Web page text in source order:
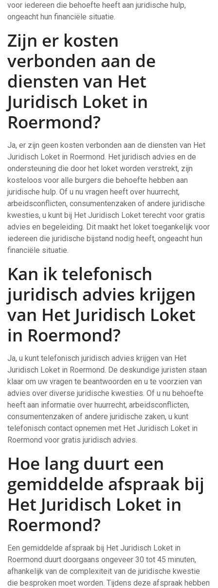
voor iedereen die behoefte heeft aan juridische hulp,
ongeacht hun financiële situatie.
Zijn er kosten
verbonden aan de
diensten van Het
Juridisch Loket in
Roermond?
Ja, er zijn geen kosten verbonden aan de diensten van Het
Juridisch Loket in Roermond. Het juridisch advies en de
ondersteuning die door het loket worden verstrekt, zijn
kosteloos voor alle burgers die behoefte hebben aan
juridische hulp. Of u nu vragen heeft over huurrecht,
arbeidsconflicten, consumentenzaken of andere juridische
kwesties, u kunt bij Het Juridisch Loket terecht voor gratis
advies en begeleiding. Dit maakt het loket toegankelijk voor
iedereen die juridische bijstand nodig heeft, ongeacht hun
financiële situatie.
Kan ik telefonisch
juridisch advies krijgen
van Het Juridisch Loket
in Roermond?
Ja, u kunt telefonisch juridisch advies krijgen van Het
Juridisch Loket in Roermond. De deskundige juristen staan
klaar om uw vragen te beantwoorden en u te voorzien van
advies over diverse juridische kwesties. Of u nu behoefte
heeft aan informatie over huurrecht, arbeidsconflicten,
consumentenzaken of andere juridische zaken, u kunt
telefonisch contact opnemen met Het Juridisch Loket in
Roermond voor gratis juridisch advies.
Hoe lang duurt een
gemiddelde afspraak bij
Het Juridisch Loket in
Roermond?
Een gemiddelde afspraak bij Het Juridisch Loket in
Roermond duurt doorgaans ongeveer 30 tot 45 minuten,
afhankelijk van de complexiteit van de juridische kwestie
die besproken moet worden. Tijdens deze afspraak hebben